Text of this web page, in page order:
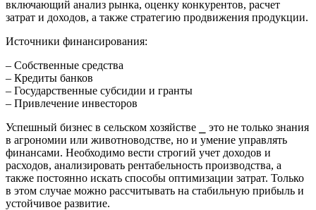
включающий анализ рынка, оценку конкурентов, расчет
затрат и доходов, а также стратегию продвижения продукции.
Источники финансирования:
– Собственные средства
– Кредиты банков
– Государственные субсидии и гранты
– Привлечение инвесторов
Успешный бизнес в сельском хозяйстве ⎯ это не только знания
в агрономии или животноводстве, но и умение управлять
финансами. Необходимо вести строгий учет доходов и
расходов, анализировать рентабельность производства, а
также постоянно искать способы оптимизации затрат. Только
в этом случае можно рассчитывать на стабильную прибыль и
устойчивое развитие.